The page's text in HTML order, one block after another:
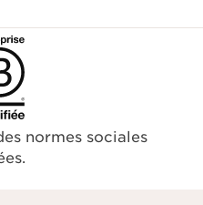
normes sociales